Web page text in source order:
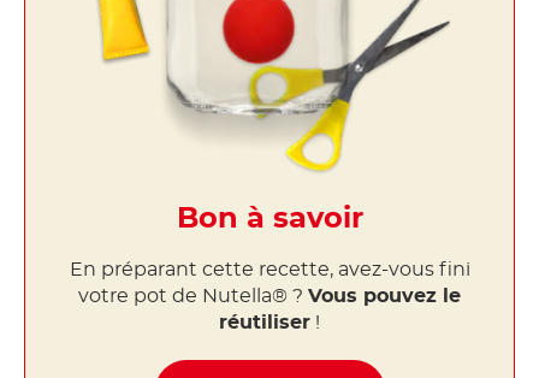
Bon à savoir
En préparant cette recette, avez-vous fini
votre pot de Nutella® ? Vous pouvez le
réutiliser !